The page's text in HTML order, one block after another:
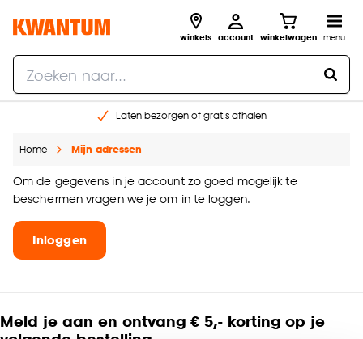
winkels account winkelwagen menu
Laten bezorgen of gratis afhalen
Gratis raam advies en opmeten aan huis
Home Mijn adressen
Om de gegevens in je account zo goed mogelijk te
beschermen vragen we je om in te loggen.
Inloggen
Meld je aan en ontvang € 5,- korting op je